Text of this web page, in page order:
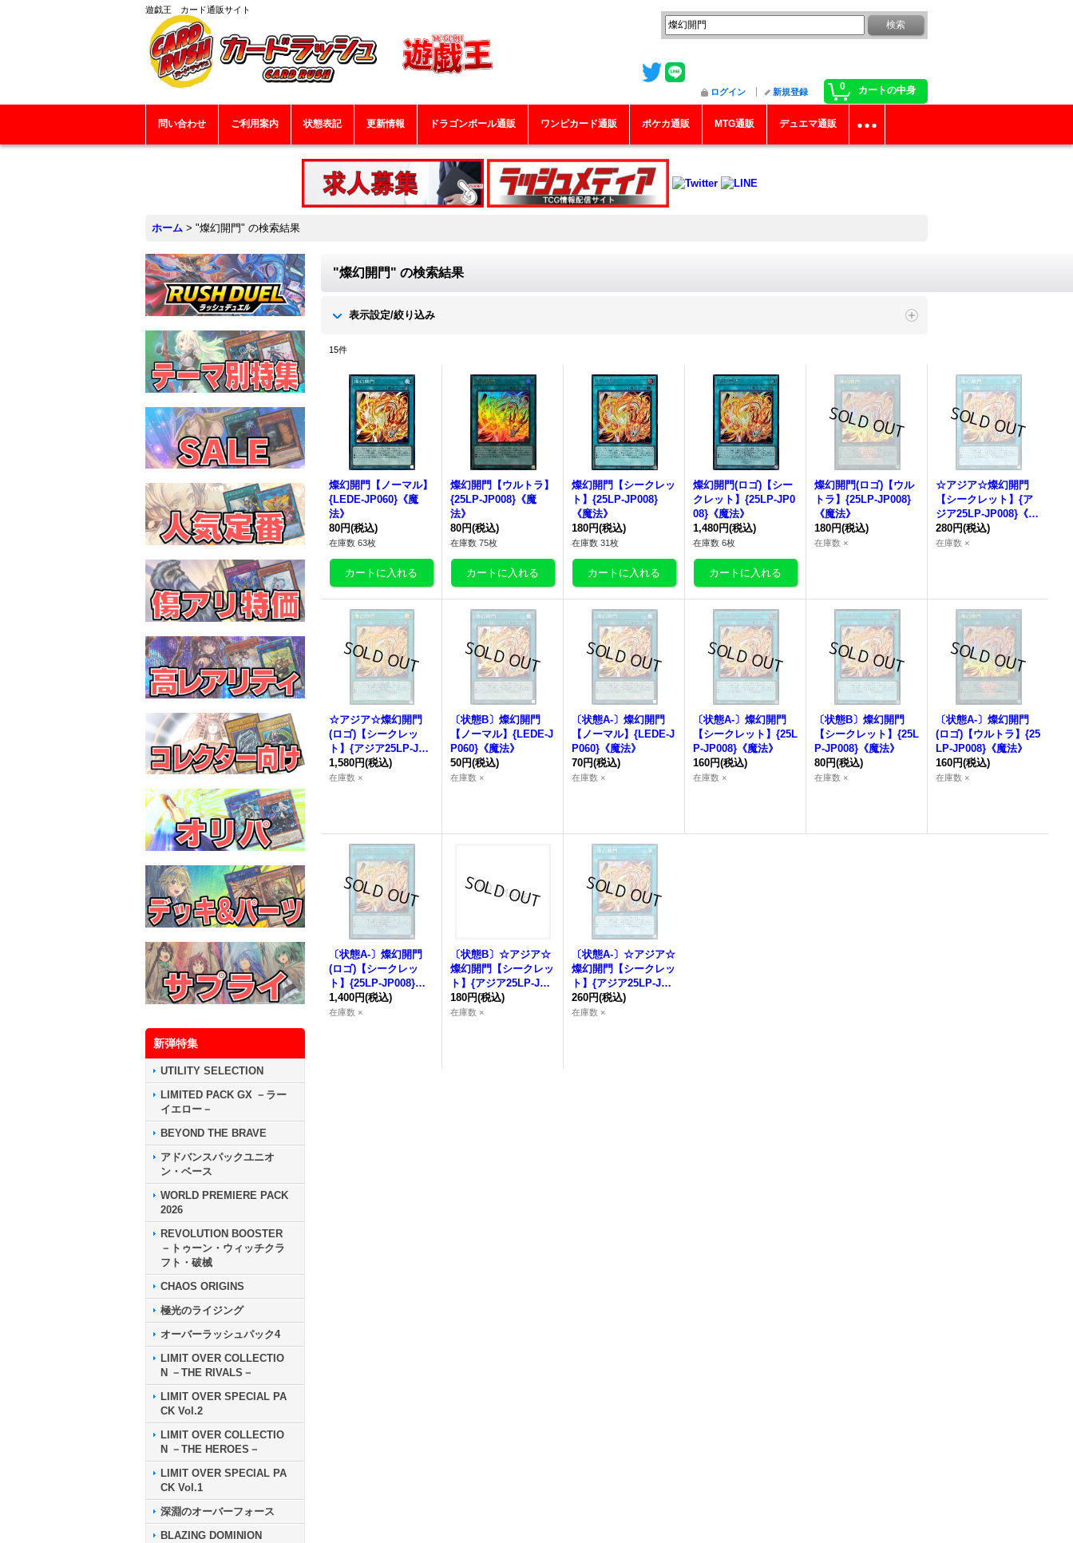
遊戯王 カード通販サイト
0 カートの中身
ログイン 新規登録
問い合わせ ご利用案内 状態表記 更新情報 ドラゴンボール通販 ワンピカード通販 ポケカ通販 MTG通販 デュエマ通販
ホーム > "燦幻開門" の検索結果
新弾特集
UTILITY SELECTION
LIMITED PACK GX －ラー
イエロー－
BEYOND THE BRAVE
アドバンスパックユニオ
ン・ベース
WORLD PREMIERE PACK
2026
REVOLUTION BOOSTER
－トゥーン・ウィッチクラ
フト・破械
CHAOS ORIGINS
極光のライジング
オーバーラッシュパック4
LIMIT OVER COLLECTIO
N －THE RIVALS－
LIMIT OVER SPECIAL PA
CK Vol.2
LIMIT OVER COLLECTIO
N －THE HEROES－
LIMIT OVER SPECIAL PA
CK Vol.1
深淵のオーバーフォース
BLAZING DOMINION
"燦幻開門" の検索結果
表示設定/絞り込み
15件
燦幻開門
【ノーマル】
{LEDE-JP060}《魔
法》
80円(税込)
在庫数 63枚
燦幻開門
【ウルトラ】
{25LP-JP008}《魔
法》
80円(税込)
在庫数 75枚
燦幻開門
【シークレッ
ト】{25LP-JP008}
《魔法》
180円(税込)
在庫数 31枚
燦幻開門(ロゴ)【シー
クレット】{25LP-JP0
08}《魔法》
1,480円(税込)
在庫数 6枚
燦幻開門(ロゴ)【ウル
トラ】{25LP-JP008}
《魔法》
180円(税込)
在庫数 ×
☆アジア☆燦幻開門
【シークレット】{ア
ジア25LP-JP008}《魔
法》
280円(税込)
在庫数 ×
☆アジア☆燦幻開門
(ロゴ)【シークレッ
ト】{アジア25LP-JP0
08}《魔法》
1,580円(税込)
在庫数 ×
〔状態B〕 燦幻開門
【ノーマル】{LEDE-J
P060}《魔法》
50円(税込)
在庫数 ×
〔状態A-〕 燦幻開門
【ノーマル】{LEDE-J
P060}《魔法》
70円(税込)
在庫数 ×
〔状態A-〕 燦幻開門
【シークレット】{25L
P-JP008}《魔法》
160円(税込)
在庫数 ×
〔状態B〕 燦幻開門
【シークレット】{25L
P-JP008}《魔法》
80円(税込)
在庫数 ×
〔状態A-〕 燦幻開門
(ロゴ)【ウルトラ】{25
LP-JP008}《魔法》
160円(税込)
在庫数 ×
〔状態A-〕 燦幻開門
(ロゴ)【シークレッ
ト】{25LP-JP008}
《魔法》
1,400円(税込)
在庫数 ×
〔状態B〕☆アジア☆
燦幻開門
【シークレッ
ト】{アジア25LP-JP0
08}《魔法》
180円(税込)
在庫数 ×
〔状態A-〕☆アジア☆
燦幻開門
【シークレッ
ト】{アジア25LP-JP0
08}《魔法》
260円(税込)
在庫数 ×